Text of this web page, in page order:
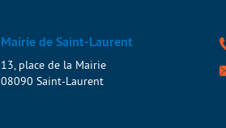
Mairie de Saint-Laurent
13, place de la Mairie
08090 Saint-Laurent